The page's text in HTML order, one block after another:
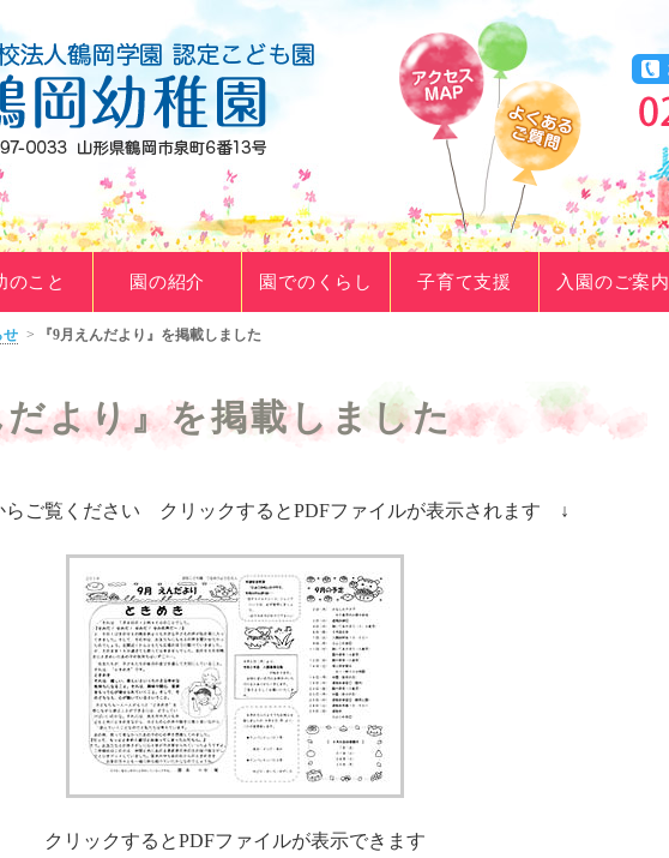
のこと 園の紹介 園でのくらし 子育て支援 入園のご案内
せ > 『9月えんだより』を掲載しました
だより』を掲載しました
ご覧ください クリックするとPDFファイルが表示されます ↓
クリックするとPDFファイルが表示できます